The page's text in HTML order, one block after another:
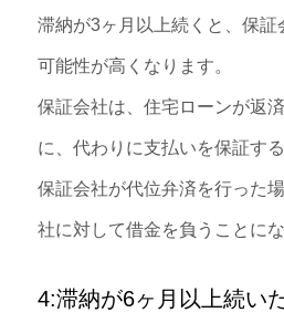
滞納が3ヶ月以上続くと、保証
可能性が高くなります。
保証会社は、住宅ローンが返
に、代わりに支払いを保証する
保証会社が代位弁済を行った
社に対して借金を負うことにな
4:滞納が6ヶ月以上続い